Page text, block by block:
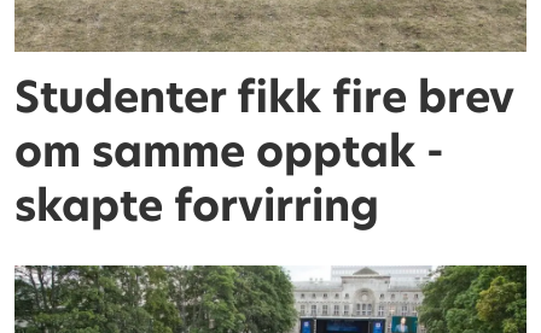
Studenter fikk fire brev
om samme opptak -
skapte forvirring